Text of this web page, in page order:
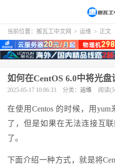
当前位置： 搬瓦工中文网 > 运维 > 正文
如何在CentOS 6.0中将光盘
2025-05-17 10:06:33 分类： 运维 阅读
在使用Centos 的时候，用
了，但是如果在无法连接互
了。
下面介绍一种方式，就是将